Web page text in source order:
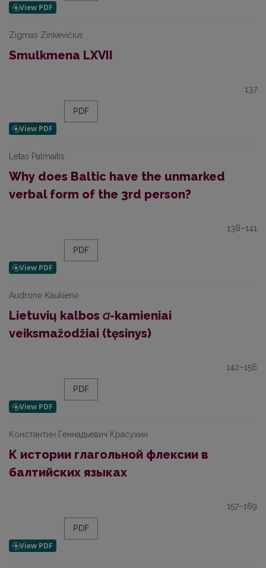
Zigmas Zinkevičius
Smulkmena LXVII
137
PDF
Letas Palmaitis
Why does Baltic have the unmarked
verbal form of the 3rd person?
138–141
PDF
Audronė Kaukienė
Lietuvių kalbos a-kamieniai
veiksmažodžiai (tęsinys)
142–156
PDF
Константин Геннадьевич Красухин
К истории глагольной флексии в
балтийских языках
157–169
PDF